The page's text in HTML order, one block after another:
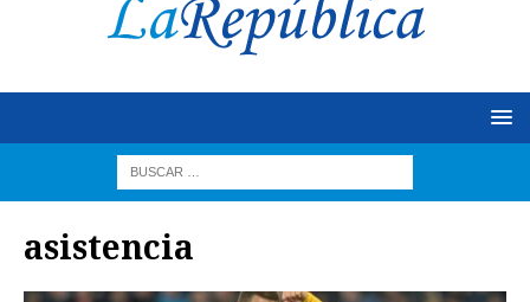
asistencia